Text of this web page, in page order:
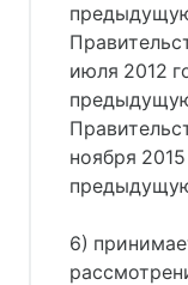
июля 2012
ноября
6)